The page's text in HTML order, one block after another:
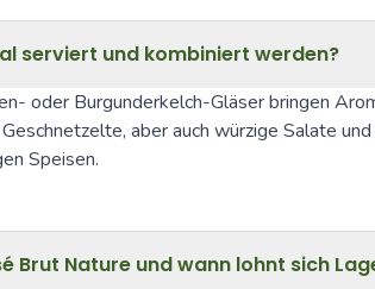
serviert und kombiniert werden?
oder Burgunderkelch-Gläser bringen
aber auch würzige Salate
Speisen.
Brut Nature und wann lohnt sich